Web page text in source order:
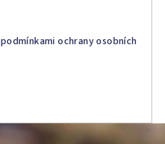
podmínkami ochrany osobních